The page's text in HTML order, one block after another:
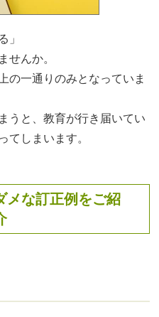
」
せんか。
の一通りのみとなっていま
うと、教育が行き届いてい
てしまいます。
メな訂正例をご紹